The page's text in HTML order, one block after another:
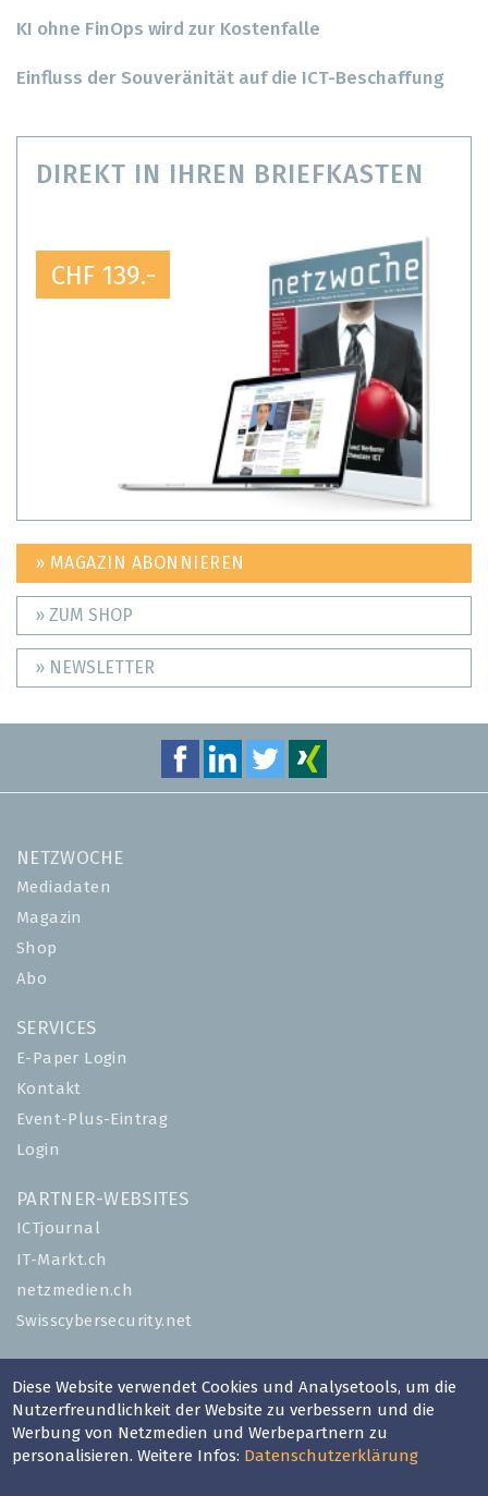
KI ohne FinOps wird zur Kostenfalle
Einfluss der Souveränität auf die ICT-Beschaffung
DIREKT IN IHREN BRIEFKASTEN
CHF 139.-
» MAGAZIN ABONNIEREN
» ZUM SHOP
» NEWSLETTER
NETZWOCHE
Mediadaten
Magazin
Shop
Abo
SERVICES
E-Paper Login
Kontakt
Event-Plus-Eintrag
Login
PARTNER-WEBSITES
ICTjournal
IT-Markt.ch
netzmedien.ch
Swisscybersecurity.net
Impressum
AGB
Nutzungsbestimmungen
Diese Website verwendet Cookies und Analysetools, um die
Nutzerfreundlichkeit der Website zu verbessern und die
Werbung von Netzmedien und Werbepartnern zu
personalisieren. Weitere Infos: Datenschutzerklärung